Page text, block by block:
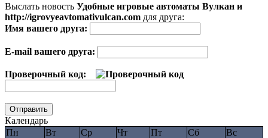
Выслать новость Удобные игровые автоматы Вулкан и
http://igrovyeavtomativulcan.com для друга:
Имя вашего друга:
E-mail вашего друга:
Проверочный код:
Календарь
Пн
Вт Ср Чт Пт Сб
Вс